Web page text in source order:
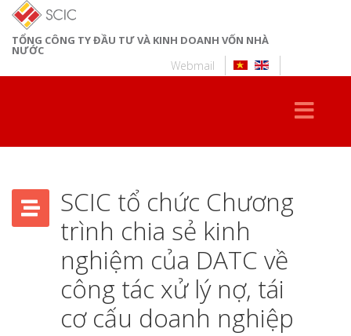
TỔNG CÔNG TY ĐẦU TƯ VÀ KINH DOANH VỐN NHÀ
NƯỚC
Webmail
SCIC tổ chức Chương
trình chia sẻ kinh
nghiệm của DATC về
công tác xử lý nợ, tái
cơ cấu doanh nghiệp